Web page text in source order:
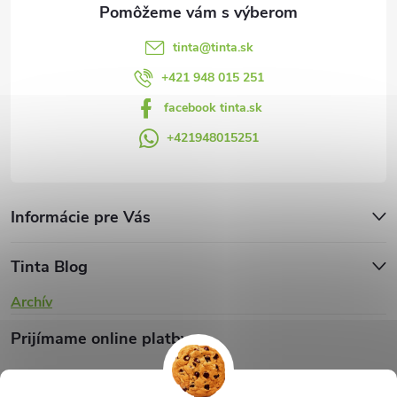
s
u
tinta@tinta.sk
+421 948 015 251
facebook tinta.sk
+421948015251
Informácie pre Vás
Tinta Blog
Archív
Prijímame online platby